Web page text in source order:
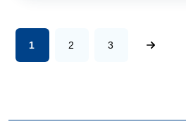
1 2 3